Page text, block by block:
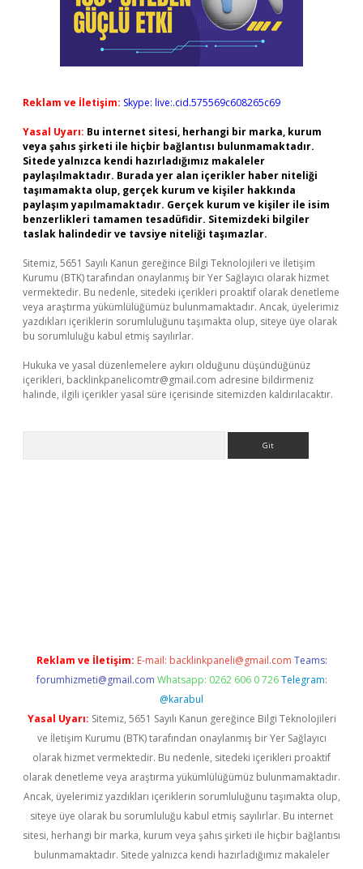
Reklam ve İletişim: Skype: live:.cid.575569c608265c69
Yasal Uyarı: Bu internet sitesi, herhangi bir marka, kurum
veya şahıs şirketi ile hiçbir bağlantısı bulunmamaktadır.
Sitede yalnızca kendi hazırladığımız makaleler
paylaşılmaktadır. Burada yer alan içerikler haber niteliği
taşımamakta olup, gerçek kurum ve kişiler hakkında
paylaşım yapılmamaktadır. Gerçek kurum ve kişiler ile isim
benzerlikleri tamamen tesadüfidir. Sitemizdeki bilgiler
taslak halindedir ve tavsiye niteliği taşımazlar.
Sitemiz, 5651 Sayılı Kanun gereğince Bilgi Teknolojileri ve İletişim
Kurumu (BTK) tarafından onaylanmış bir Yer Sağlayıcı olarak hizmet
vermektedir. Bu nedenle, sitedeki içerikleri proaktif olarak denetleme
veya araştırma yükümlülüğümüz bulunmamaktadır. Ancak, üyelerimiz
yazdıkları içeriklerin sorumluluğunu taşımakta olup, siteye üye olarak
bu sorumluluğu kabul etmiş sayılırlar.
Hukuka ve yasal düzenlemelere aykırı olduğunu düşündüğünüz
içerikleri, backlinkpanelicomtr@gmail.com adresine bildirmeniz
halinde, ilgili içerikler yasal süre içerisinde sitemizden kaldırılacaktır.
Reklam ve İletişim: E-mail: backlinkpaneli@gmail.com Teams:
forumhizmeti@gmail.com Whatsapp: 0262 606 0 726 Telegram:
@karabul
Yasal Uyarı: Sitemiz, 5651 Sayılı Kanun gereğince Bilgi Teknolojileri
ve İletişim Kurumu (BTK) tarafından onaylanmış bir Yer Sağlayıcı
olarak hizmet vermektedir. Bu nedenle, sitedeki içerikleri proaktif
olarak denetleme veya araştırma yükümlülüğümüz bulunmamaktadır.
Ancak, üyelerimiz yazdıkları içeriklerin sorumluluğunu taşımakta olup,
siteye üye olarak bu sorumluluğu kabul etmiş sayılırlar. Bu internet
sitesi, herhangi bir marka, kurum veya şahıs şirketi ile hiçbir bağlantısı
bulunmamaktadır. Sitede yalnızca kendi hazırladığımız makaleler